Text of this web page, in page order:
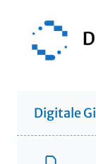
Digitale